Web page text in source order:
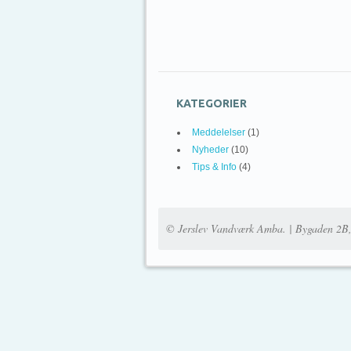
KATEGORIER
Meddelelser(1)
Nyheder(10)
Tips & Info(4)
© Jerslev Vandværk Amba. | Bygaden